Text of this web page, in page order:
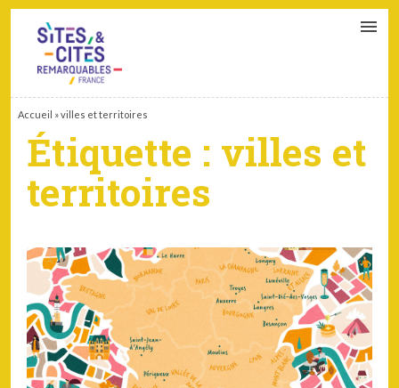
Accueil »villes et territoires
Étiquette : villes et
territoires